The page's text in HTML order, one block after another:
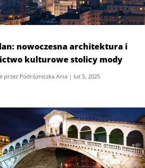
nowoczesna architektura i
kulturowe stolicy mody
przez Podróżniczka Ania | lut 5, 2025